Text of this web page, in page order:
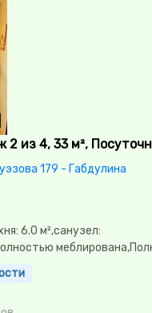
2 из 4, 33 м²,
179 - Габдулина
6.0 м²,санузел: